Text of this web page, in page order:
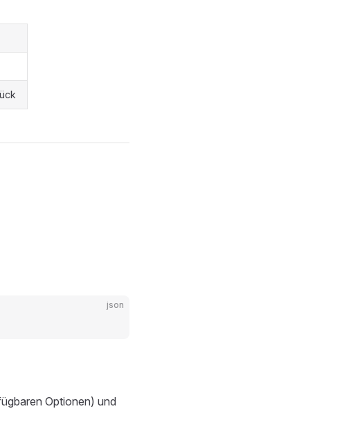
json
Optionen) und